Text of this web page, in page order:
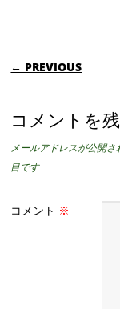
POST
← PREVIOUS
コメントを
メールアドレスが公開さ
目です
コメント ※